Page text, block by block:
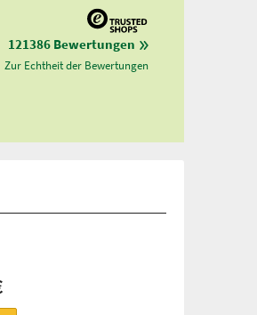
121386 Bewertungen
Zur Echtheit der Bewertungen